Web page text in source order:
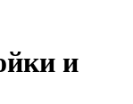
и